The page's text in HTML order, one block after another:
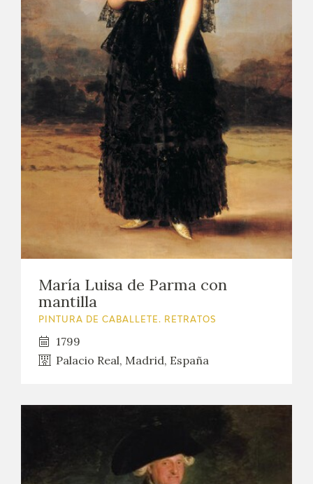
María Luisa de Parma con
mantilla
PINTURA DE CABALLETE. RETRATOS
1799
Palacio Real, Madrid, España